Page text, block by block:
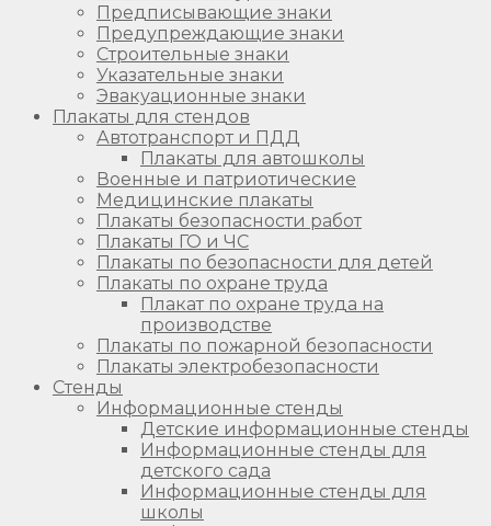
Предписывающие знаки
Предупреждающие знаки
Строительные знаки
Указательные знаки
Эвакуационные знаки
Плакаты для стендов
Автотранспорт и ПДД
Плакаты для автошколы
Военные и патриотические
Медицинские плакаты
Плакаты безопасности работ
Плакаты ГО и ЧС
Плакаты по безопасности для детей
Плакаты по охране труда
Плакат по охране труда на
производстве
Плакаты по пожарной безопасности
Плакаты электробезопасности
Стенды
Информационные стенды
Детские информационные стенды
Информационные стенды для
детского сада
Информационные стенды для
школы